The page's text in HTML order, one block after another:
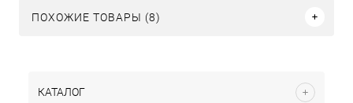
ПОХОЖИЕ ТОВАРЫ (8)
КАТАЛОГ